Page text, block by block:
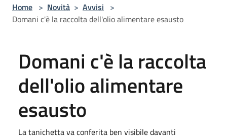
Home > Novità > Avvisi >
Domani c'è la raccolta dell'olio alimentare esausto
Domani c'è la raccolta
dell'olio alimentare
esausto
La tanichetta va conferita ben visibile davanti